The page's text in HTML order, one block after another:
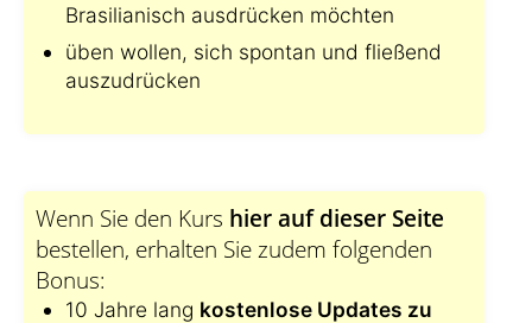
Brasilianisch ausdrücken möchten
üben wollen, sich spontan und fließend
auszudrücken
Wenn Sie den Kurs hier auf dieser Seite
bestellen, erhalten Sie zudem folgenden
Bonus:
10 Jahre lang kostenlose Updates zu